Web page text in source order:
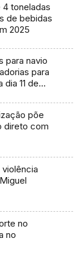
4 toneladas
de bebidas
2025
para navio
para
11 de
põe
direto com
no
no